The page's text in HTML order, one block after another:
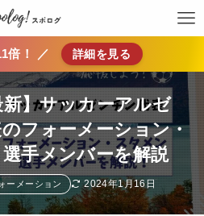
倍！ ／ 詳細を見る
新】サッカーアルゼ
フォーメーション・
手メンバーを解説
ーメーション 2024年1月16日